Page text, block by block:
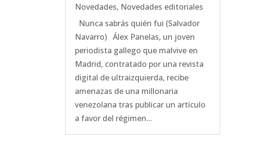
Novedades, Novedades editoriales
Nunca sabrás quién fui (Salvador
Navarro) Álex Panelas, un joven
periodista gallego que malvive en
Madrid, contratado por una revista
digital de ultraizquierda, recibe
amenazas de una millonaria
venezolana tras publicar un artículo
a favor del régimen...